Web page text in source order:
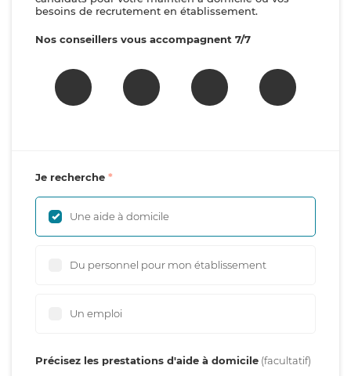
besoins de recrutement en établissement.
Nos conseillers vous accompagnent 7/7
Je recherche
Une aide à domicile
Du personnel pour mon établissement
Un emploi
Précisez les prestations d'aide à domicile